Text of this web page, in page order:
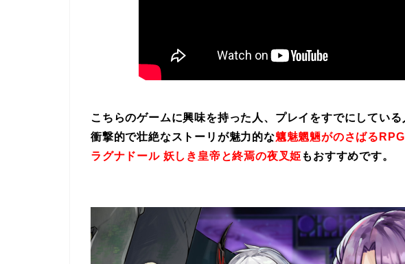
こちらのゲームに興味を持った人、プレイをすでにしている
衝撃的で壮絶なストーリが魅力的な魑魅魍魎がのさばるRPG
ラグナドール 妖しき皇帝と終焉の夜叉姫 もおすすめです。